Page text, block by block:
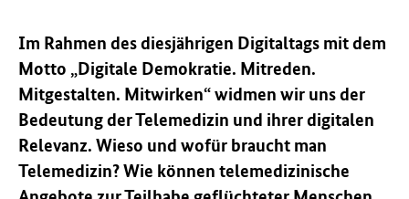
Im Rahmen des diesjährigen Digitaltags mit dem
Motto „Digitale Demokratie. Mitreden.
Mitgestalten. Mitwirken“ widmen wir uns der
Bedeutung der Telemedizin und ihrer digitalen
Relevanz. Wieso und wofür braucht man
Telemedizin? Wie können telemedizinische